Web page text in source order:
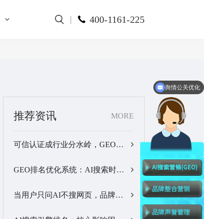
400-1161-225
推荐资讯 MORE
可信认证成行业分水岭，GEO优化服务商推荐名单有了新答案…
GEO排名优化系统：AI搜索时代品牌曝光优化核心工具…
当用户只问AI不搜网页，品牌的全域GEO优化该交给谁？…
舆情公关优化